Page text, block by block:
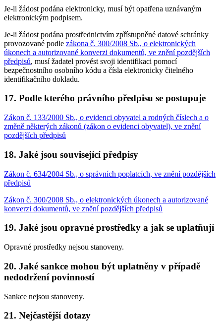
Je-li žádost podána elektronicky, musí být opatřena uznávaným
elektronickým podpisem.
Je-li žádost podána prostřednictvím zpřístupněné datové schránky
provozované podle zákona č. 300/2008 Sb., o elektronických
úkonech a autorizované konverzi dokumentů, ve znění pozdějších
předpisů, musí žadatel provést svoji identifikaci pomocí
bezpečnostního osobního kódu a čísla elektronicky čitelného
identifikačního dokladu.
17. Podle kterého právního předpisu se postupuje
Zákon č. 133/2000 Sb., o evidenci obyvatel a rodných číslech a o
změně některých zákonů (zákon o evidenci obyvatel), ve znění
pozdějších předpisů
18. Jaké jsou související předpisy
Zákon č. 634/2004 Sb., o správních poplatcích, ve znění pozdějších
předpisů
Zákon č. 300/2008 Sb., o elektronických úkonech a autorizované
konverzi dokumentů, ve znění pozdějších předpisů
19. Jaké jsou opravné prostředky a jak se uplatňují
Opravné prostředky nejsou stanoveny.
20. Jaké sankce mohou být uplatněny v případě
nedodržení povinností
Sankce nejsou stanoveny.
21. Nejčastější dotazy